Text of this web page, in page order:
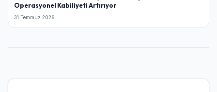
Operasyonel Kabiliyeti Artırıyor
31 Temmuz 2026